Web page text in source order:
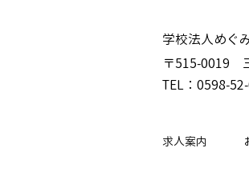
学校法人めぐ
〒515-0019
TEL：0598-
求人案内